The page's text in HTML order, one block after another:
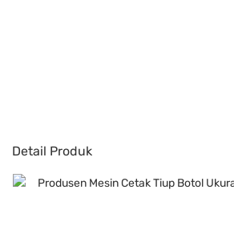
Detail Produk